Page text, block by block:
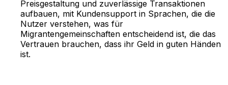
Preisgestaltung und zuverlässige Transaktionen
aufbauen, mit Kundensupport in Sprachen, die die
Nutzer verstehen, was für
Migrantengemeinschaften entscheidend ist, die das
Vertrauen brauchen, dass ihr Geld in guten Händen
ist.